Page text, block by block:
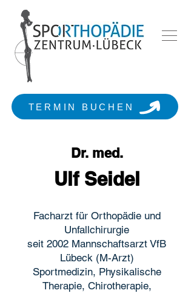
TERMIN BUCHEN
Dr. med.
Ulf Seidel
Facharzt für Orthopädie und
Unfallchirurgie
seit 2002 Mannschaftsarzt VfB
Lübeck (M-Arzt)
Sportmedizin, Physikalische
Therapie, Chirotherapie,